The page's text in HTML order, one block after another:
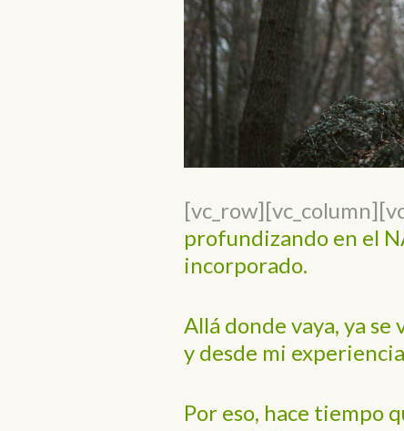
profundizando en el
incorporado.
Allá donde vaya, ya
y desde mi
Por eso, hace tiempo